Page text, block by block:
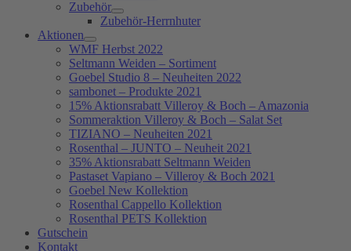
Zubehör
Zubehör-Herrnhuter
Aktionen
WMF Herbst 2022
Seltmann Weiden – Sortiment
Goebel Studio 8 – Neuheiten 2022
sambonet – Produkte 2021
15% Aktionsrabatt Villeroy & Boch – Amazonia
Sommeraktion Villeroy & Boch – Salat Set
TIZIANO – Neuheiten 2021
Rosenthal – JUNTO – Neuheit 2021
35% Aktionsrabatt Seltmann Weiden
Pastaset Vapiano – Villeroy & Boch 2021
Goebel New Kollektion
Rosenthal Cappello Kollektion
Rosenthal PETS Kollektion
Gutschein
Kontakt